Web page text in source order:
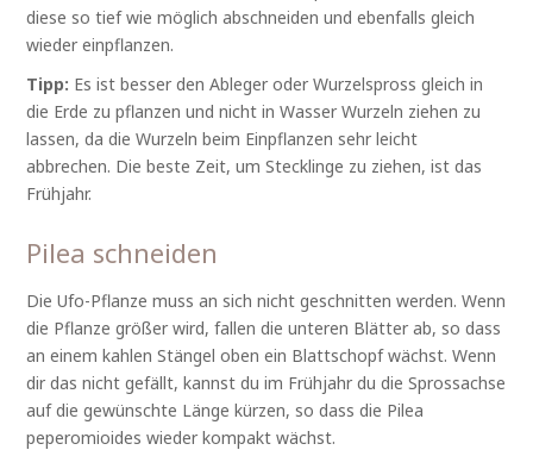
diese so tief wie möglich abschneiden und ebenfalls gleich
wieder einpflanzen.
Tipp: Es ist besser den Ableger oder Wurzelspross gleich in
die Erde zu pflanzen und nicht in Wasser Wurzeln ziehen zu
lassen, da die Wurzeln beim Einpflanzen sehr leicht
abbrechen. Die beste Zeit, um Stecklinge zu ziehen, ist das
Frühjahr.
Pilea schneiden
Die Ufo-Pflanze muss an sich nicht geschnitten werden. Wenn
die Pflanze größer wird, fallen die unteren Blätter ab, so dass
an einem kahlen Stängel oben ein Blattschopf wächst. Wenn
dir das nicht gefällt, kannst du im Frühjahr du die Sprossachse
auf die gewünschte Länge kürzen, so dass die Pilea
peperomioides wieder kompakt wächst.